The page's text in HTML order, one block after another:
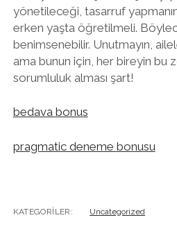
yönetileceği, tasarruf
erken yaşta öğretilmeli.
benimsenebilir. Unutmayın,
ama bunun için, her bireyin bu
sorumluluk alması şart!
bedava bonus
pragmatic deneme bonusu
KATEGORILER: Uncategorized